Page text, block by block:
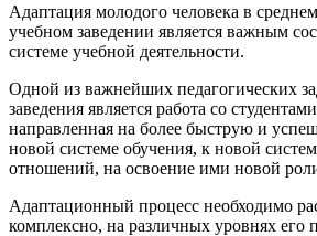
Адаптация молодого человека в
учебном заведении является важным
системе учебной деятельности.
Одной из важнейших педагогических
заведения является работа со
направленная на более быструю и
новой системе обучения, к новой
отношений, на освоение ими новой
Адаптационный процесс необходимо
комплексно, на различных уровнях его